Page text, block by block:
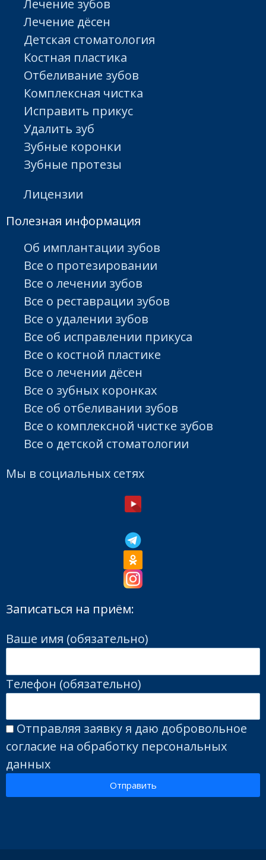
Лечение зубов
Лечение дёсен
Детская стоматология
Костная пластика
Отбеливание зубов
Комплексная чистка
Исправить прикус
Удалить зуб
Зубные коронки
Зубные протезы
Лицензии
Полезная информация
Об имплантации зубов
Все о протезировании
Все о лечении зубов
Все о реставрации зубов
Все о удалении зубов
Все об исправлении прикуса
Все о костной пластике
Все о лечении дёсен
Все о зубных коронках
Все об отбеливании зубов
Все о комплексной чистке зубов
Все о детской стоматологии
Мы в социальных сетях
Записаться на приём:
Ваше имя (обязательно)
Телефон (обязательно)
Отправляя заявку я даю добровольное
согласие на обработку персональных
данных
Отправить